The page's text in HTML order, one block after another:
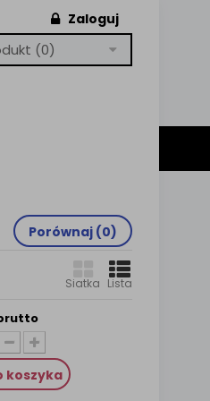
Zaloguj
(0)
Porównaj (0)
Siatka Lista
koszyka